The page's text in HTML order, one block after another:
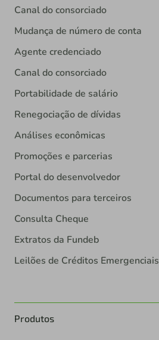
Canal do consorciado
Mudança de número de conta
Agente credenciado
Canal do consorciado
Portabilidade de salário
Renegociação de dívidas
Análises econômicas
Promoções e parcerias
Portal do desenvolvedor
Documentos para terceiros
Consulta Cheque
Extratos da Fundeb
Leilões de Créditos Emergenciais
Produtos